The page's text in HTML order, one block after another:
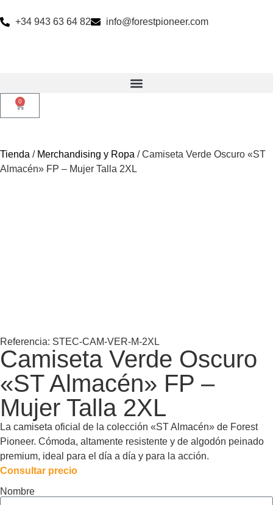
+34 943 63 64 82 info@forestpioneer.com
0
Tienda / Merchandising y Ropa / Camiseta Verde Oscuro «ST
Almacén» FP – Mujer Talla 2XL
Referencia: STEC-CAM-VER-M-2XL
Camiseta Verde Oscuro
«ST Almacén» FP –
Mujer Talla 2XL
La camiseta oficial de la colección «ST Almacén» de Forest
Pioneer. Cómoda, altamente resistente y de algodón peinado
premium, ideal para el día a día y para la acción.
Consultar precio
Nombre